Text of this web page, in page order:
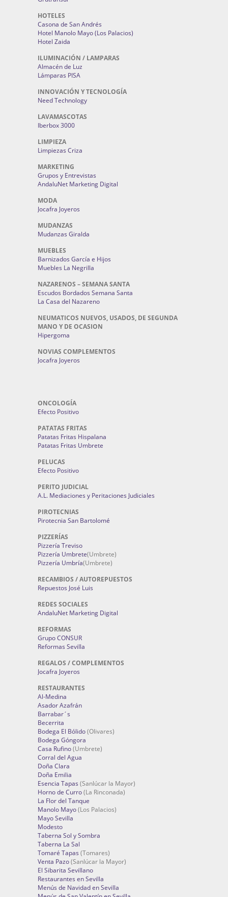
HOTELES
Casona de San Andrés
Hotel Manolo Mayo (Los Palacios)
Hotel Zaida
ILUMINACIÓN / LAMPARAS
Almacén de Luz
Lámparas PISA
INNOVACIÓN Y TECNOLOGÍA
Need Technology
LAVAMASCOTAS
Iberbox 3000
LIMPIEZA
Limpiezas Criza
MARKETING
Grupos y Entrevistas
AndaluNet Marketing Digital
MODA
Jocafra Joyeros
MUDANZAS
Mudanzas Giralda
MUEBLES
Barnizados García e Hijos
Muebles La Negrilla
NAZARENOS – SEMANA SANTA
Escudos Bordados Semana Santa
La Casa del Nazareno
NEUMATICOS NUEVOS, USADOS, DE SEGUNDA
MANO Y DE OCASION
Hipergoma
NOVIAS COMPLEMENTOS
Jocafra Joyeros
ONCOLOGÍA
Efecto Positivo
PATATAS FRITAS
Patatas Fritas Hispalana
Patatas Fritas Umbrete
PELUCAS
Efecto Positivo
PERITO JUDICIAL
A.L. Mediaciones y Peritaciones Judiciales
PIROTECNIAS
Pirotecnia San Bartolomé
PIZZERÍAS
Pizzería Treviso
Pizzería Umbrete(Umbrete)
Pizzería Umbría(Umbrete)
RECAMBIOS / AUTOREPUESTOS
Repuestos José Luis
REDES SOCIALES
AndaluNet Marketing Digital
REFORMAS
Grupo CONSUR
Reformas Sevilla
REGALOS / COMPLEMENTOS
Jocafra Joyeros
RESTAURANTES
Al-Medina
Asador Azafrán
Barrabar´s
Becerrita
Bodega El Bólido(Olivares)
Bodega Góngora
Casa Rufino(Umbrete)
Corral del Agua
Doña Clara
Doña Emilia
Esencia Tapas (Sanlúcar la Mayor)
Horno de Curro(La Rinconada)
La Flor del Tanque
Manolo Mayo(Los Palacios)
Mayo Sevilla
Modesto
Taberna Sol y Sombra
Taberna La Sal
Tomaré Tapas (Tomares)
Venta Pazo(Sanlúcar la Mayor)
El Sibarita Sevillano
Restaurantes en Sevilla
Menús de Navidad en Sevilla